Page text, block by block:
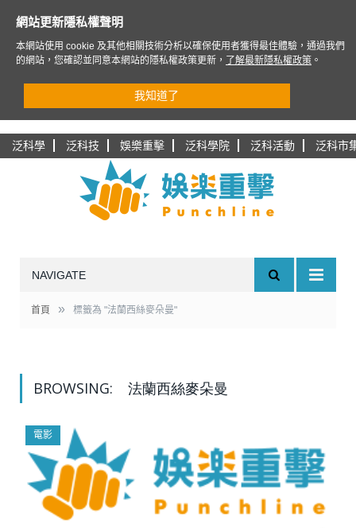
泛科學 泛科技 娛樂重擊 泛科學院 泛科活動 泛科市
NAVIGATE
首頁 » 標籤為 "法蘭西絲麥朵曼"
BROWSING: 法蘭西絲麥朵曼
電影
網站更新隱私權聲明
本網站使用 cookie 及其他相關技術分析以確保使用者獲得最佳體驗，通過我們
的網站，您確認並同意本網站的隱私權政策更新，
了解最新隱私權政策 。
我知道了